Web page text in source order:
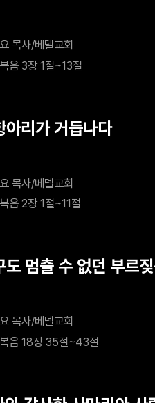
목사/베델교회
음 3장 1절~13절
리가 거듭나다
목사/베델교회
음 2장 1절~11절
멈출 수 없던 부르
목사/베델교회
음 18장 35절~43절